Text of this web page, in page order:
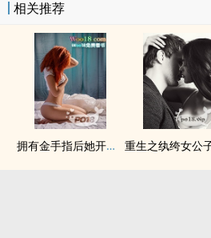
相关推荐
拥有金手指后她开始为所欲为（nph）